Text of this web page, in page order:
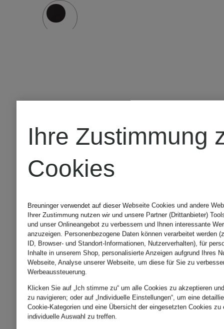
+Aktionsrabatt
Columbia
Gürteltasche
Columbia
Ihre Zustimmung
Cookies
Breuninger verwendet auf dieser Webseite Cookies und andere
Ihrer Zustimmung nutzen wir und unsere Partner (Drittanbieter)
und unser Onlineangebot zu verbessern und Ihnen interessante
anzuzeigen. Personenbezogene Daten können verarbeitet werden
ID, Browser- und Standort-Informationen, Nutzerverhalten), für
Inhalte in unserem Shop, personalisierte Anzeigen aufgrund Ihres
Webseite, Analyse unserer Webseite, um diese für Sie zu
Werbeaussteuerung.
Klicken Sie auf „Ich stimme zu“ um alle Cookies zu akzeptieren
zu navigieren; oder auf „Individuelle Einstellungen“, um eine
Cookie-Kategorien und eine Übersicht der eingesetzten Cookies zu
individuelle Auswahl zu treffen.